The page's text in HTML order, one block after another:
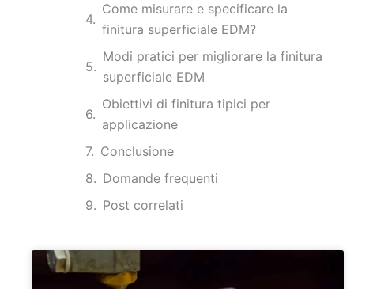
Come misurare e specificare la
finitura superficiale EDM?
Modi pratici per migliorare la finitura
superficiale EDM
Obiettivi di finitura tipici per
applicazione
Conclusione
Domande frequenti
Post correlati